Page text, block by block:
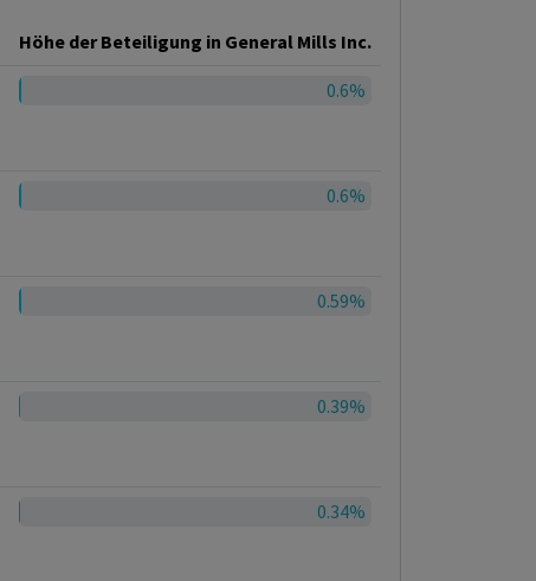
Höhe der Beteiligung in General Mills Inc.
0.6%
0.6%
0.59%
0.39%
0.34%